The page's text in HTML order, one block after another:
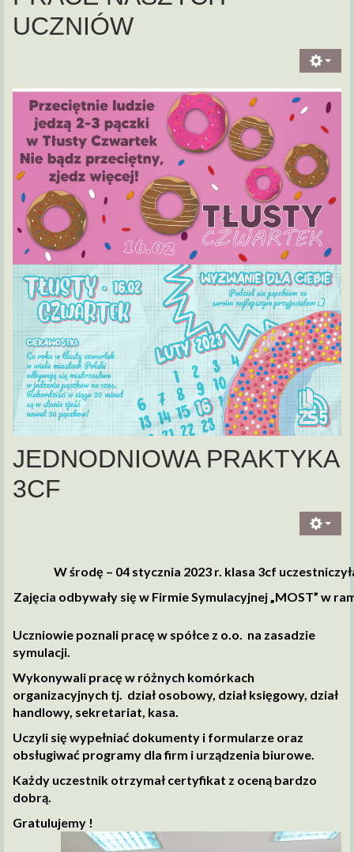
UCZNIÓW
JEDNODNIOWA PRAKTYKA
3CF
W środę – 04 stycznia 2023 r. klasa 3cf
Zajęcia odbywały się w FirmieSymulacyjnej „MOST” w
Uczniowie poznali pracę w spółce z o.o. na zasadzie
symulacji.
Wykonywali pracę w różnych komórkach
organizacyjnych tj. dział osobowy, dział księgowy, dział
handlowy, sekretariat, kasa.
Uczyli się wypełniać dokumenty i formularze oraz
obsługiwać programy dla firm i urządzenia biurowe.
Każdy uczestnik otrzymał certyfikat z oceną bardzo
dobrą.
Gratulujemy !